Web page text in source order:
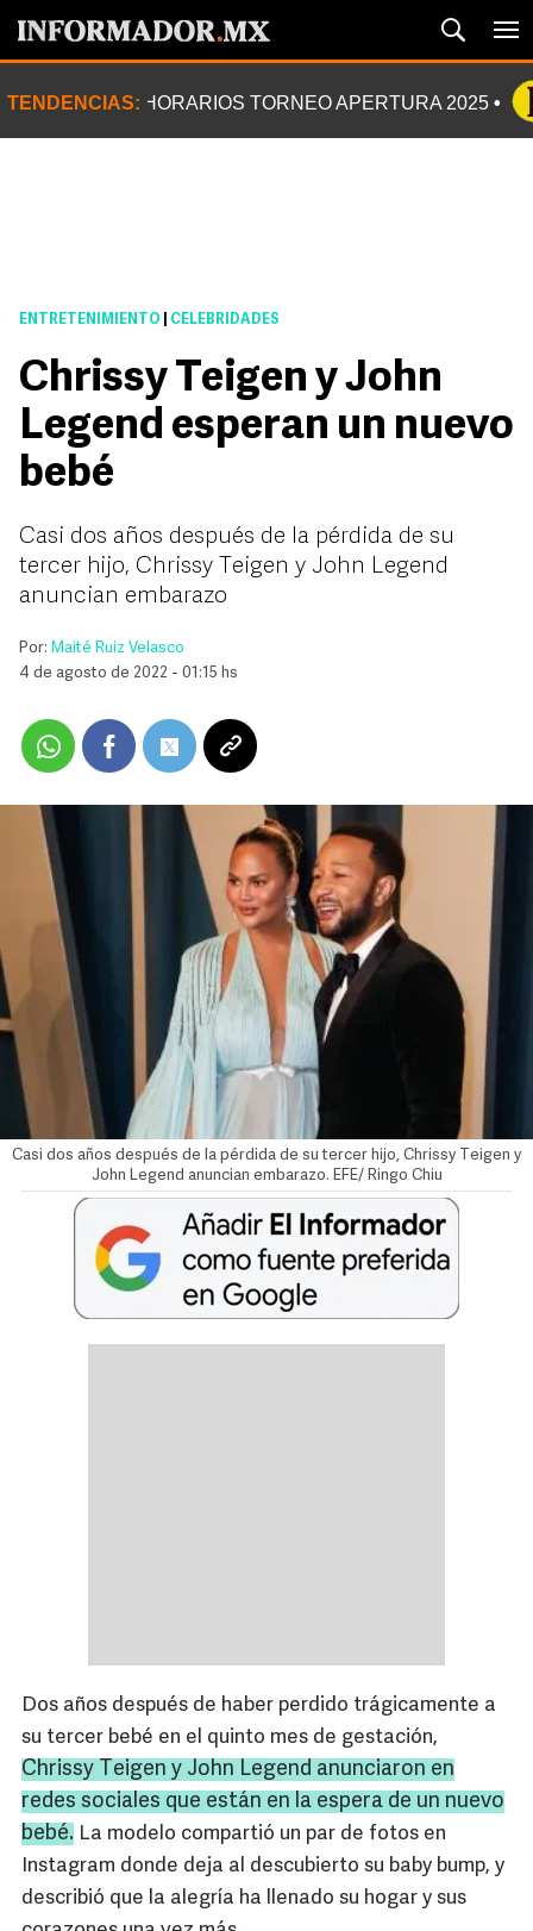
TENDENCIAS: HORARIOS TORNEO APERTURA 2025
ENTRETENIMIENTO CELEBRIDADES
Chrissy Teigen y John
Legend esperan un nuevo
bebé
Casi dos años después de la pérdida de su
tercer hijo, Chrissy Teigen y John Legend
anuncian embarazo
Por: Maité Ruiz Velasco
4 de agosto de 2022 - 01:15 hs
Casi dos años después de la pérdida de su tercer hijo, Chrissy Teigen y
John Legend anuncian embarazo. EFE/ Ringo Chiu
Dos años después de haber perdido trágicamente a
su tercer bebé en el quinto mes de gestación,
Chrissy Teigen y John Legend anunciaron en
redes sociales que están en la espera de un nuevo
bebé. La modelo compartió un par de fotos en
Instagram donde deja al descubierto su baby bump, y
describió que la alegría ha llenado su hogar y sus